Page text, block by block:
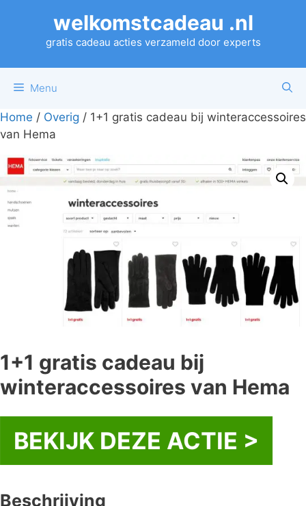
welkomstcadeau .nl
gratis cadeau acties verzameld door experts
Menu
Home / Overig / 1+1 gratis cadeau bij winteraccessoires
van Hema
1+1 gratis cadeau bij
winteraccessoires van Hema
BEKIJK DEZE ACTIE >
Beschrijving